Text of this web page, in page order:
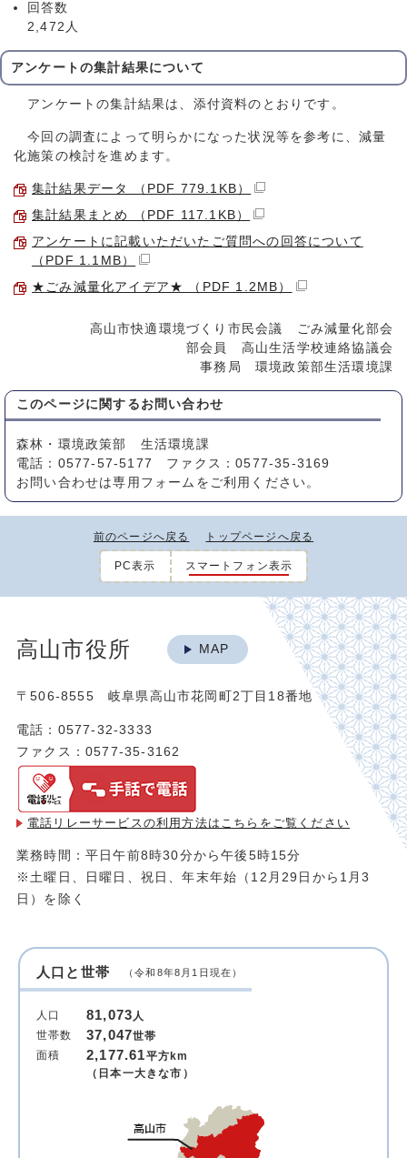
回答数
2,472人
アンケートの集計結果について
アンケートの集計結果は、添付資料のとおりです。
今回の調査によって明らかになった状況等を参考に、減量
化施策の検討を進めます。
集計結果データ （PDF 779.1KB）
集計結果まとめ （PDF 117.1KB）
アンケートに記載いただいたご質問への回答について
（PDF 1.1MB）
★ごみ減量化アイデア★ （PDF 1.2MB）
高山市快適環境づくり市民会議 ごみ減量化部会
部会員 高山生活学校連絡協議会
事務局 環境政策部生活環境課
このページに関する お問い合わせ
森林・環境政策部 生活環境課
電話：0577-57-5177 ファクス：0577-35-3169
お問い合わせは専用フォームをご利用ください。
前のページへ戻る トップページへ戻る
PC表示 スマートフォン表示
高山市役所 MAP
〒506-8555 岐阜県高山市花岡町2丁目18番地
電話：0577-32-3333
ファクス：0577-35-3162
電話リレーサービスの利用方法は こちらをご覧ください
業務時間：平日午前8時30分から午後5時15分
※土曜日、日曜日、祝日、年末年始（12月29日から1月3
日）を除く
人口と世帯 （令和8年8月1日現在）
人口 81,073人
世帯数
37,047世帯
面積
2,177.61平方km
（日本一大きな市）